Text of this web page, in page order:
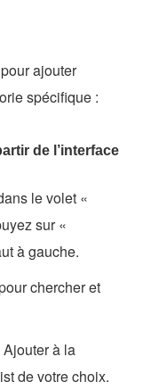
ajouter
spécifique :
de l’interface
le volet «
sur «
à gauche.
chercher et
à la
de votre choix.